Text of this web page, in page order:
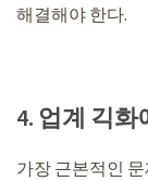
해결해야 한다.
4. 업계 긱화
가장 근본적인